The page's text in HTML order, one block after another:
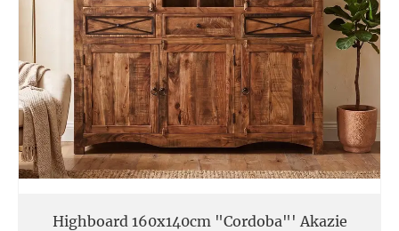
Highboard 160x140cm "Cordoba"' Akazie